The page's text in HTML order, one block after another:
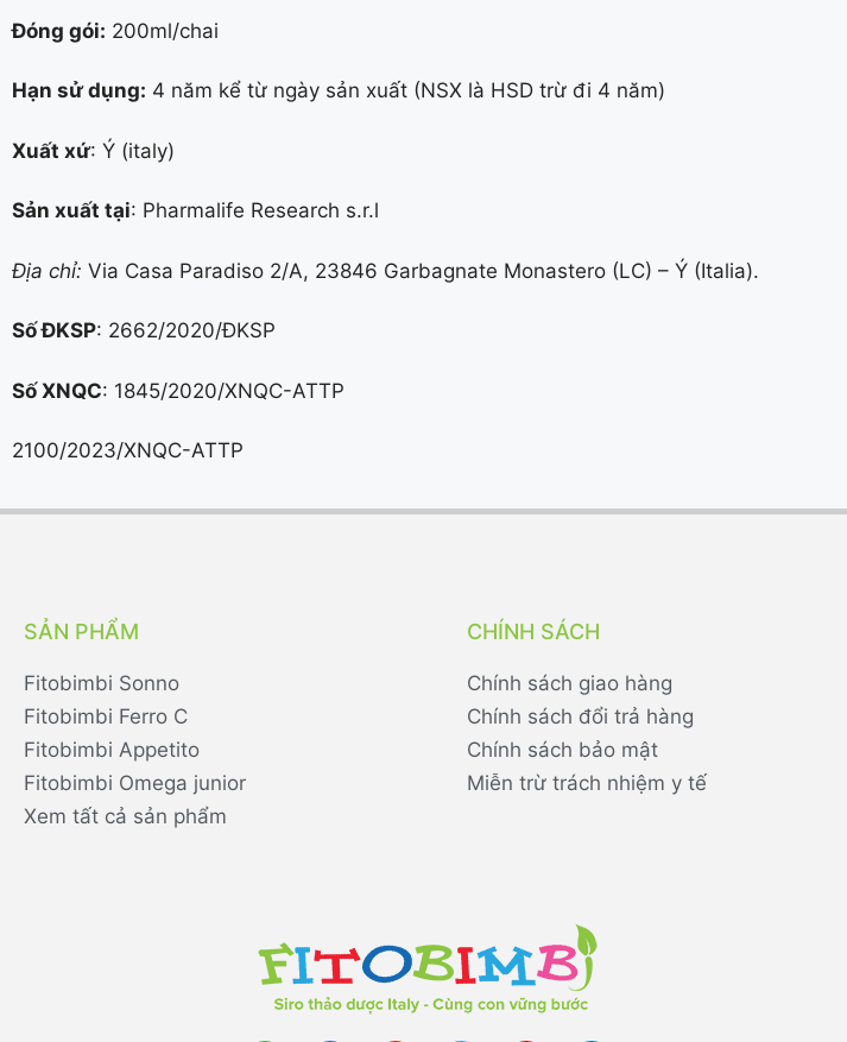
Đóng gói: 200ml/chai
Hạn sử dụng: 4 năm kể từ ngày sản xuất (NSX là HSD trừ đi 4 năm)
Xuất xứ: Ý (italy)
Sản xuất tại: Pharmalife Research s.r.l
Địa chỉ: Via Casa Paradiso 2/A, 23846 Garbagnate Monastero (LC) – Ý (Italia).
Số ĐKSP: 2662/2020/ĐKSP
Số XNQC: 1845/2020/XNQC-ATTP
2100/2023/XNQC-ATTP
SẢN PHẨM
Fitobimbi Sonno
Fitobimbi Ferro C
Fitobimbi Appetito
Fitobimbi Omega junior
Xem tất cả sản phẩm
CHÍNH SÁCH
Chính sách giao hàng
Chính sách đổi trả hàng
Chính sách bảo mật
Miễn trừ trách nhiệm y tế